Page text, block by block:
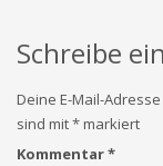
Schreibe
Deine E-Mail-
sind mit*markiert
Kommentar*